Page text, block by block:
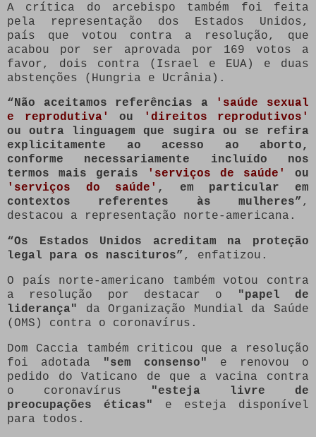
A crítica do arcebispo também foi feita
pela representação dos Estados Unidos,
país que votou contra a resolução, que
acabou por ser aprovada por 169 votos a
favor, dois contra (Israel e EUA) e duas
abstenções (Hungria e Ucrânia).
“Não aceitamos referências a
'saúde sexual
e reprodutiva'
ou 'direitos reprodutivos'
ou outra linguagem que sugira ou se refira
explicitamente ao acesso ao aborto,
conforme necessariamente incluído nos
termos mais gerais
'serviços de saúde'
ou
'serviços do saúde' , em particular em
contextos referentes às mulheres” ,
destacou a representação norte-americana.
“Os Estados Unidos acreditam na proteção
legal para os nascituros” , enfatizou.
O país norte-americano também votou contra
a resolução por destacar o
"papel de
liderança"
da Organização Mundial da Saúde
(OMS) contra o coronavírus.
Dom Caccia também criticou que a resolução
foi adotada
"sem consenso"
e renovou o
pedido do Vaticano de que a vacina contra
o coronavírus
"esteja livre de
preocupações éticas" e esteja disponível
para todos.